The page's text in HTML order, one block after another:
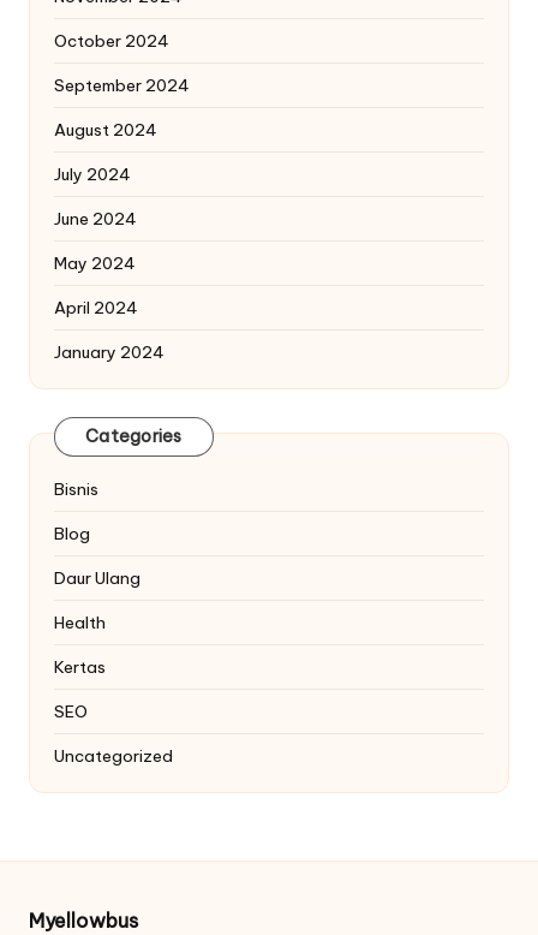
October 2024
September 2024
August 2024
July 2024
June 2024
May 2024
April 2024
January 2024
Categories
Bisnis
Blog
Daur Ulang
Health
Kertas
SEO
Uncategorized
Myellowbus